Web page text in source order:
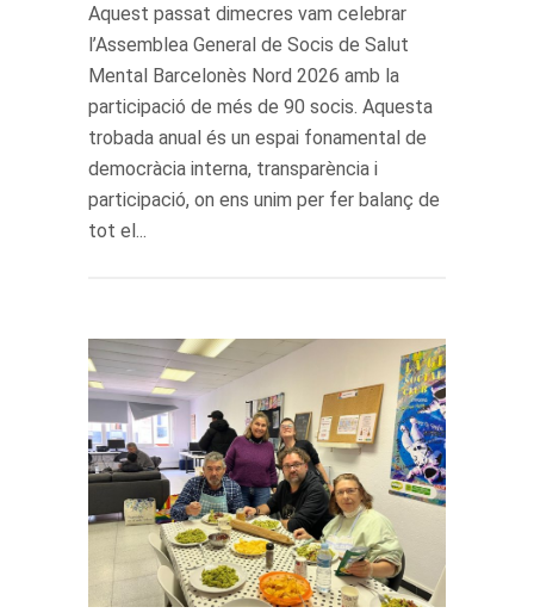
Aquest passat dimecres vam celebrar
l’Assemblea General de Socis de Salut
Mental Barcelonès Nord 2026 amb la
participació de més de 90 socis. Aquesta
trobada anual és un espai fonamental de
democràcia interna, transparència i
participació, on ens unim per fer balanç de
tot el...